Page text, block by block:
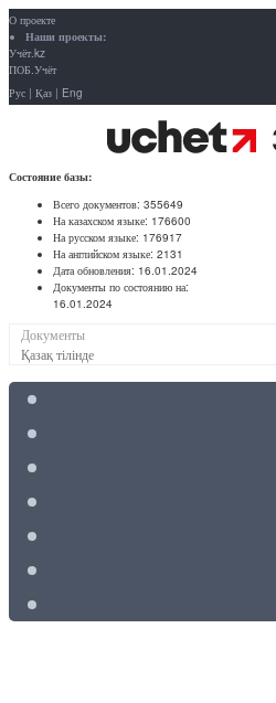
О проекте
Наши проекты:
Учёт.kz
ПОБ.Учёт
Рус | Қаз | Eng
Состояние базы:
Всего документов: 355649
На казахском языке: 176600
На русском языке: 176917
На английском языке: 2131
Дата обновления: 16.01.2024
Документы по состоянию на:
16.01.2024
Документы
Қазақ тілінде